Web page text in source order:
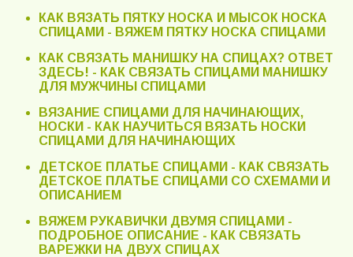
КАК ВЯЗАТЬ ПЯТКУ НОСКА И МЫСОК НОСКА
СПИЦАМИ - ВЯЖЕМ ПЯТКУ НОСКА СПИЦАМИ
КАК СВЯЗАТЬ МАНИШКУ НА СПИЦАХ? ОТВЕТ
ЗДЕСЬ! - КАК СВЯЗАТЬ СПИЦАМИ МАНИШКУ
ДЛЯ МУЖЧИНЫ СПИЦАМИ
ВЯЗАНИЕ СПИЦАМИ ДЛЯ НАЧИНАЮЩИХ,
НОСКИ - КАК НАУЧИТЬСЯ ВЯЗАТЬ НОСКИ
СПИЦАМИ ДЛЯ НАЧИНАЮЩИХ
ДЕТСКОЕ ПЛАТЬЕ СПИЦАМИ - КАК СВЯЗАТЬ
ДЕТСКОЕ ПЛАТЬЕ СПИЦАМИ СО СХЕМАМИ И
ОПИСАНИЕМ
ВЯЖЕМ РУКАВИЧКИ ДВУМЯ СПИЦАМИ -
ПОДРОБНОЕ ОПИСАНИЕ - КАК СВЯЗАТЬ
ВАРЕЖКИ НА ДВУХ СПИЦАХ